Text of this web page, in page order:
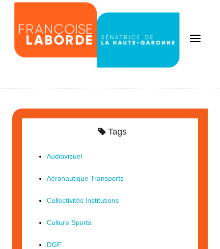
Tags
Audiovisuel
Aéronautique Transports
Collectivités Institutions
Culture Sports
DGF